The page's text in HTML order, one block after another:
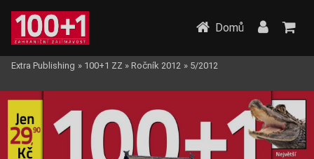
Domů
Extra Publishing » 100+1 ZZ » Ročník 2012 » 5/2012